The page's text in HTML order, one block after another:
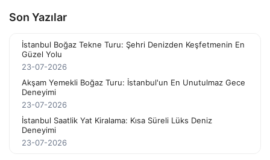
Son Yazılar
İstanbul Boğaz Tekne Turu: Şehri Denizden Keşfetmenin En
Güzel Yolu
23-07-2026
Akşam Yemekli Boğaz Turu: İstanbul'un En Unutulmaz Gece
Deneyimi
23-07-2026
İstanbul Saatlik Yat Kiralama: Kısa Süreli Lüks Deniz
Deneyimi
23-07-2026